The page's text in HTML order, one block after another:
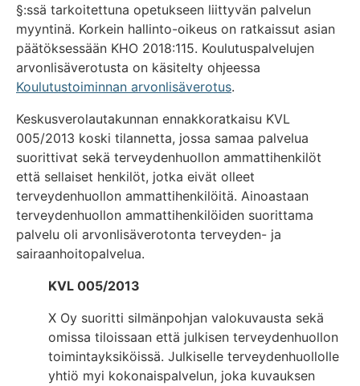
§:ssä tarkoitettuna opetukseen liittyvän palvelun
myyntinä. Korkein hallinto-oikeus on ratkaissut asian
päätöksessään KHO 2018:115. Koulutuspalvelujen
arvonlisäverotusta on käsitelty ohjeessa
Koulutustoiminnan arvonlisäverotus.
Keskusverolautakunnan ennakkoratkaisu KVL
005/2013 koski tilannetta, jossa samaa palvelua
suorittivat sekä terveydenhuollon ammattihenkilöt
että sellaiset henkilöt, jotka eivät olleet
terveydenhuollon ammattihenkilöitä. Ainoastaan
terveydenhuollon ammattihenkilöiden suorittama
palvelu oli arvonlisäverotonta terveyden- ja
sairaanhoitopalvelua.
KVL 005/2013
X Oy suoritti silmänpohjan valokuvausta sekä
omissa tiloissaan että julkisen terveydenhuollon
toimintayksiköissä. Julkiselle terveydenhuollolle
yhtiö myi kokonaispalvelun, joka kuvauksen